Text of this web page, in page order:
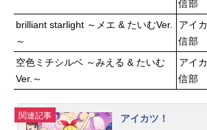
信部
brilliant starlight ～メエ & たいむVer.
～
アイ
信部
空色ミチシルベ ～みえる & たいむ
Ver.～
アイ
信部
関連記事
アイカツ！